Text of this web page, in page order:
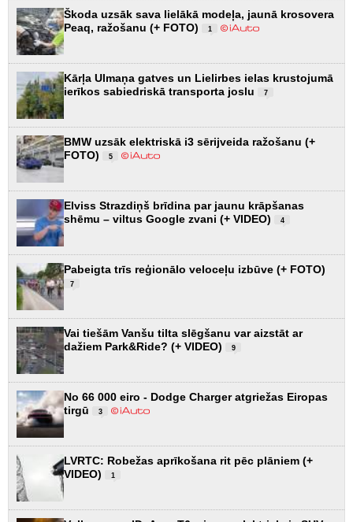
Škoda uzsāk sava lielākā modeļa, jaunā krosovera
Peaq, ražošanu (+ FOTO)
1
Kārļa Ulmaņa gatves un Lielirbes ielas krustojumā
ierīkos sabiedriskā transporta joslu
7
BMW uzsāk elektriskā i3 sērijveida ražošanu (+
FOTO)
5
Elviss Strazdiņš brīdina par jaunu krāpšanas
shēmu – viltus Google zvani (+ VIDEO)
4
Pabeigta trīs reģionālo veloceļu izbūve (+ FOTO)
7
Vai tiešām Vanšu tilta slēgšanu var aizstāt ar
dažiem Park&Ride? (+ VIDEO)
9
No 66 000 eiro - Dodge Charger atgriežas Eiropas
tirgū
3
LVRTC: Robežas aprīkošana rit pēc plāniem (+
VIDEO)
1